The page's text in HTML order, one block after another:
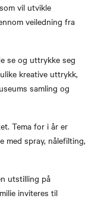
vil utvikle
veiledning fra
se og uttrykke seg
kreative uttrykk,
samling og
Tema for i år er
med spray, nålefilting,
utstilling på
inviteres til